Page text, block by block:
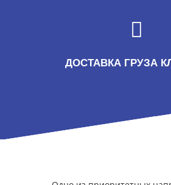
ДОСТАВКА ГРУЗА